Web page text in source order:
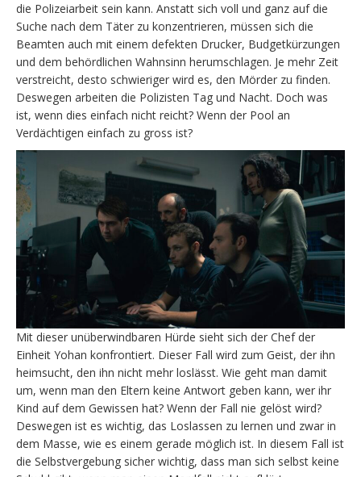
die Polizeiarbeit sein kann. Anstatt sich voll und ganz auf die
Suche nach dem Täter zu konzentrieren, müssen sich die
Beamten auch mit einem defekten Drucker, Budgetkürzungen
und dem behördlichen Wahnsinn herumschlagen. Je mehr Zeit
verstreicht, desto schwieriger wird es, den Mörder zu finden.
Deswegen arbeiten die Polizisten Tag und Nacht. Doch was
ist, wenn dies einfach nicht reicht? Wenn der Pool an
Verdächtigen einfach zu gross ist?
Mit dieser unüberwindbaren Hürde sieht sich der Chef der
Einheit Yohan konfrontiert. Dieser Fall wird zum Geist, der ihn
heimsucht, den ihn nicht mehr loslässt. Wie geht man damit
um, wenn man den Eltern keine Antwort geben kann, wer ihr
Kind auf dem Gewissen hat? Wenn der Fall nie gelöst wird?
Deswegen ist es wichtig, das Loslassen zu lernen und zwar in
dem Masse, wie es einem gerade möglich ist. In diesem Fall ist
die Selbstvergebung sicher wichtig, dass man sich selbst keine